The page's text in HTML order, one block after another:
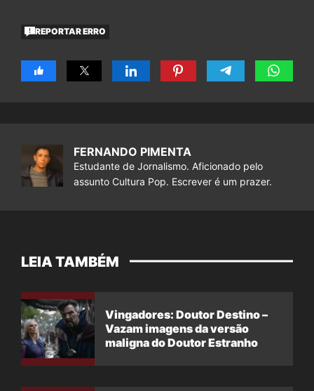
REPORTAR ERRO
FERNANDO PIMENTA
Estudante de Jornalismo. Aficionado pelo
assunto Cultura Pop. Escrever é um prazer.
LEIA TAMBÉM
Vingadores: Doutor Destino –
Vazam imagens da versão
maligna do Doutor Estranho